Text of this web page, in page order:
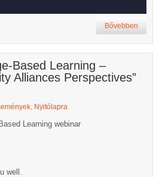
Bővebben
Based Learning –
Alliances Perspectives”
, Nyitólapra
Learning webinar
well.